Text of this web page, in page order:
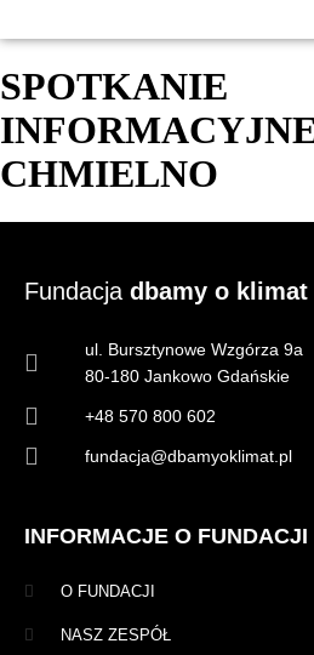
SPOTKANIE
CHMIELNO
Fundacja dbamy o klimat
ul. Bursztynowe Wzgórza 9a
80-180 Jankowo Gdańskie
+48 570 800 602
fundacja@dbamyoklimat.pl
INFORMACJE O FUNDACJI
O FUNDACJI
NASZ ZESPÓŁ